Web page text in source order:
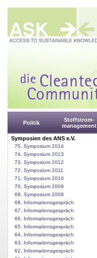
Politik
Stoffstrom-
management
Symposien des ANS e.V.
75. Symposium 2014
74. Symposium 2013
73. Symposium 2012
72. Symposium 2011
71. Symposium 2010
70. Symposium 2009
69. Symposium 2008
68. Informationsgespräch
67. Informationsgespräch
66. Informationsgespräch
65. Informationsgespräch
64. Informationsgespräch
63. Informationsgespräch
62. Informationsgespräch